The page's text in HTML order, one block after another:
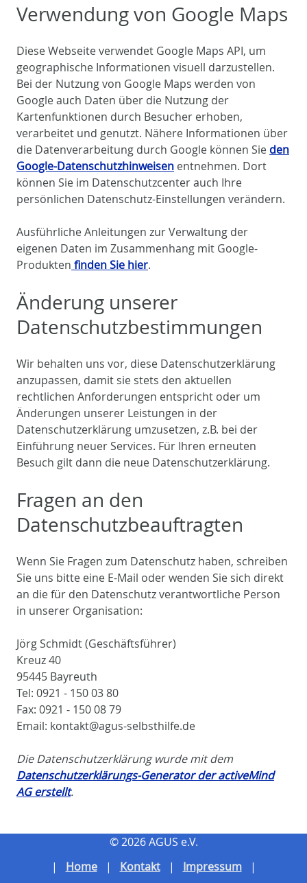
Verwendung von Google Maps
Diese Webseite verwendet Google Maps API, um
geographische Informationen visuell darzustellen.
Bei der Nutzung von Google Maps werden von
Google auch Daten über die Nutzung der
Kartenfunktionen durch Besucher erhoben,
verarbeitet und genutzt. Nähere Informationen über
die Datenverarbeitung durch Google können Sie den
Google-Datenschutzhinweisen entnehmen. Dort
können Sie im Datenschutzcenter auch Ihre
persönlichen Datenschutz-Einstellungen verändern.
Ausführliche Anleitungen zur Verwaltung der
eigenen Daten im Zusammenhang mit Google-
Produkten finden Sie hier.
Änderung unserer
Datenschutzbestimmungen
Wir behalten uns vor, diese Datenschutzerklärung
anzupassen, damit sie stets den aktuellen
rechtlichen Anforderungen entspricht oder um
Änderungen unserer Leistungen in der
Datenschutzerklärung umzusetzen, z.B. bei der
Einführung neuer Services. Für Ihren erneuten
Besuch gilt dann die neue Datenschutzerklärung.
Fragen an den
Datenschutzbeauftragten
Wenn Sie Fragen zum Datenschutz haben, schreiben
Sie uns bitte eine E-Mail oder wenden Sie sich direkt
an die für den Datenschutz verantwortliche Person
in unserer Organisation:
Jörg Schmidt (Geschäftsführer)
Kreuz 40
95445 Bayreuth
Tel: 0921 - 150 03 80
Fax: 0921 - 150 08 79
Email: kontakt@agus-selbsthilfe.de
Die Datenschutzerklärung wurde mit dem
Datenschutzerklärungs-Generator der activeMind
AG erstellt.
© 2026 AGUS e.V.
Home
Kontakt Impressum